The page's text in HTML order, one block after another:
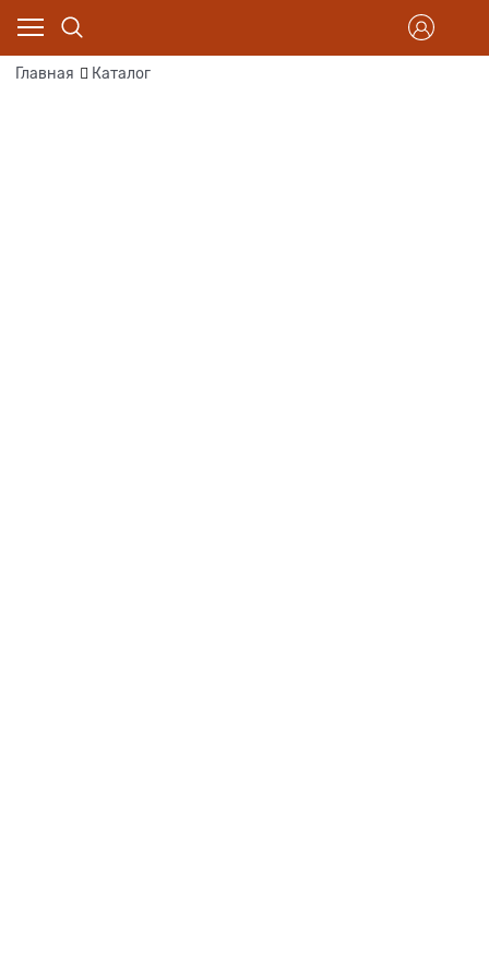
Главная Каталог